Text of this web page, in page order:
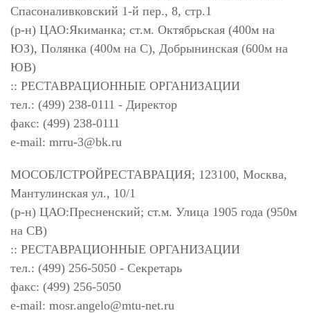
Спасоналивковский 1-й пер., 8, стр.1
(р-н) ЦАО:Якиманка; ст.м. Октябрьская (400м на
ЮЗ), Полянка (400м на С), Добрынинская (600м на
ЮВ)
:: РЕСТАВРАЦИОННЫЕ ОРГАНИЗАЦИИ
тел.: (499) 238-0111 - Директор
факс: (499) 238-0111
e-mail: mrru-3@bk.ru
МОСОБЛСТРОЙРЕСТАВРАЦИЯ; 123100, Москва,
Мантулинская ул., 10/1
(р-н) ЦАО:Пресненский; ст.м. Улица 1905 года (950м
на СВ)
:: РЕСТАВРАЦИОННЫЕ ОРГАНИЗАЦИИ
тел.: (499) 256-5050 - Секретарь
факс: (499) 256-5050
e-mail: mosr.angelo@mtu-net.ru